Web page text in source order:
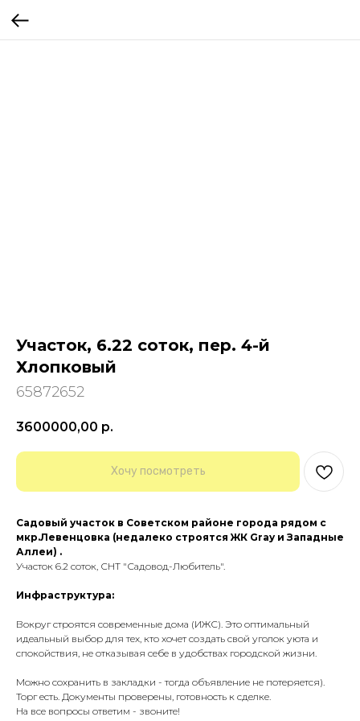
Участок, 6.22 соток, пер. 4-й
Хлопковый
65872652
3600000,00 р.
Хочу посмотреть
Садовый участок в Советском районе города рядом с
мкр.Левенцовка (недалеко строятся ЖК Gray и Западные
Аллеи) .
Участок 6.2 соток, СНТ "Садовод-Любитель".
Инфраструктура:
Вокруг строятся современные дома (ИЖС). Это оптимальный
идеальный выбор для тех, кто хочет создать свой уголок уюта и
спокойствия, не отказывая себе в удобствах городской жизни.
Можно сохранить в закладки - тогда объявление не потеряется).
Торг есть. Документы проверены, готовность к сделке.
На все вопросы ответим - звоните!